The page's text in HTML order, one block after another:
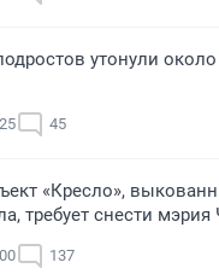
утонули
45
«Кресло»,
требует снести
137